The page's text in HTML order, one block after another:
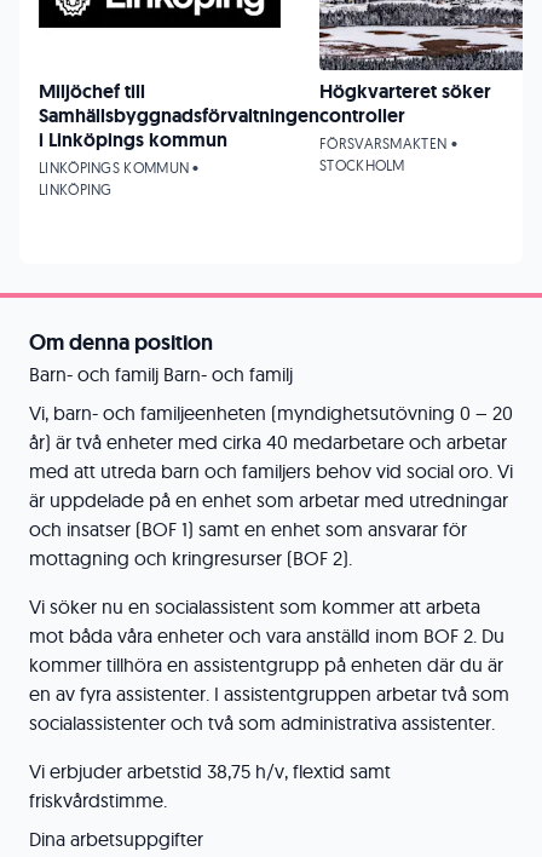
Om denna position
Barn- och familj Barn- och familj
Vi, barn- och familjeenheten (myndighetsutövning 0 – 20
år) är två enheter med cirka 40 medarbetare och arbetar
med att utreda barn och familjers behov vid social oro. Vi
är uppdelade på en enhet som arbetar med utredningar
och insatser (BOF 1) samt en enhet som ansvarar för
mottagning och kringresurser (BOF 2).
Vi söker nu en socialassistent som kommer att arbeta
mot båda våra enheter och vara anställd inom BOF 2. Du
kommer tillhöra en assistentgrupp på enheten där du är
en av fyra assistenter. I assistentgruppen arbetar två som
socialassistenter och två som administrativa assistenter.
Vi erbjuder arbetstid 38,75 h/v, flextid samt
friskvårdstimme.
Dina arbetsuppgifter
Miljöchef till
Samhällsbyggnadsförvaltningen
i Linköpings kommun
LINKÖPINGS KOMMUN •
LINKÖPING
Högkvarteret söker
controller
FÖRSVARSMAKTEN •
STOCKHOLM